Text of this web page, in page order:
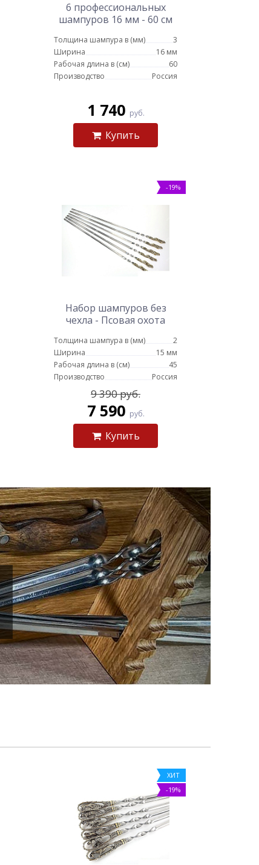
6 профессиональных
шампуров 16 мм - 60 см
Толщина шампура в (мм)
3
Ширина
16 мм
Рабочая длина в (см)
60
Производство
Россия
1 740 руб.
Купить
-19%
Набор шампуров без
чехла - Псовая охота
Толщина шампура в (мм)
2
Ширина
15 мм
Рабочая длина в (см)
45
Производство
Россия
9 390 руб.
7 590 руб.
Купить
ХИТ
-19%